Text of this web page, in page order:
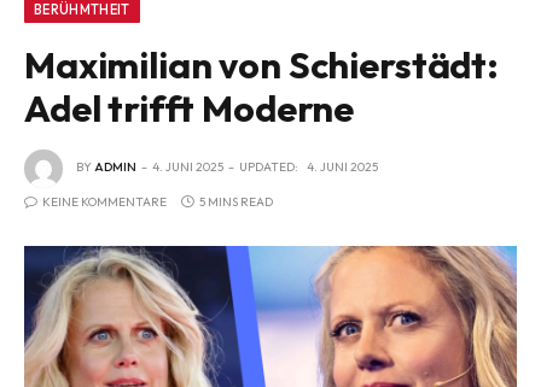
BERÜHMTHEIT
Maximilian von Schierstädt:
Adel trifft Moderne
BYADMIN 4. JUNI 2025 UPDATED: 4. JUNI 2025
KEINE KOMMENTARE 5 MINS READ